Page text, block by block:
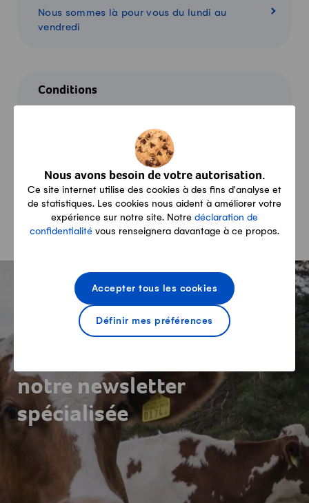
Nous avons besoin de votre autorisation.
Ce site internet utilise des cookies à des fins d'analyse et
de statistiques. Les cookies nous aident à améliorer votre
expérience sur notre site. Notre déclaration de
confidentialité vous renseignera davantage à ce propos.
Définir mes préférences
Accepter tous les cookies
Nous sommes là pour vous du lundi au
vendredi
Conditions
Panier
Aperçu de mes produits
Newsletter producteurs
notre newsletter
spécialisée